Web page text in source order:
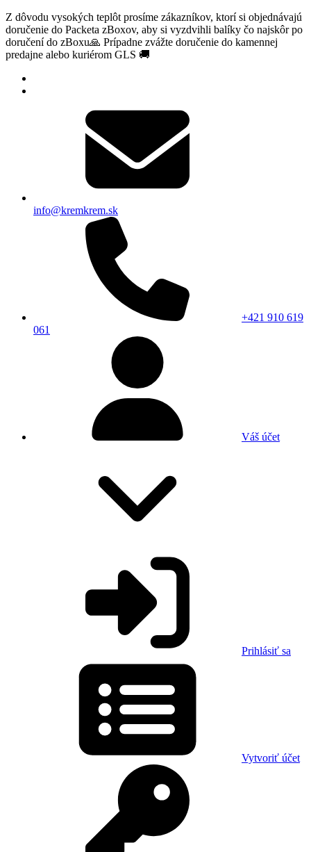
Z dôvodu vysokých teplôt prosíme zákazníkov, ktorí si objednávajú
doručenie do Packeta zBoxov, aby si vyzdvihli balíky čo najskôr po
doručení do zBoxu🙏 Prípadne zvážte doručenie do kamennej
predajne alebo kuriérom GLS 🚚
info@kremkrem.sk
+421 910 619
061
Váš účet
Prihlásiť sa
Vytvoriť účet